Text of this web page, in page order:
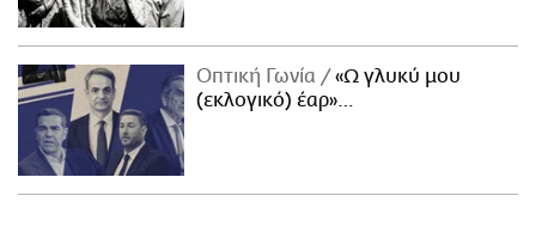
Οπτική Γωνία
«Ω γλυκύ μου
(εκλογικό) έαρ»…